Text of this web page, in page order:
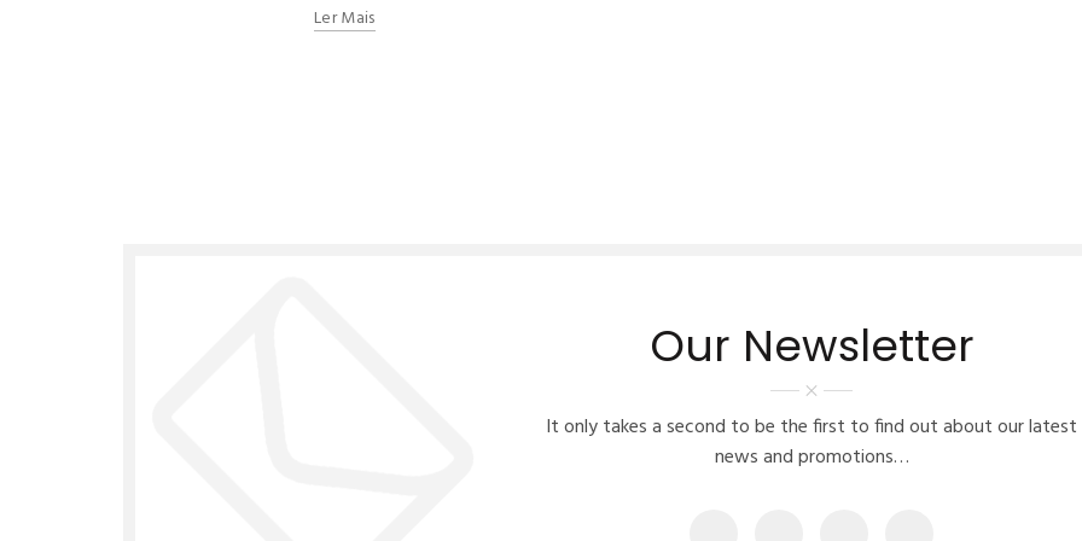
Ler Mais
Our Newsletter
It only takes a second to be the first to find out about our latest
news and promotions…